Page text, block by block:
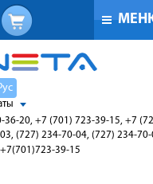
36-20, +7 (701) 723-39-15, +7
(727) 234-70-04, (727) 234-
+7(701)723-39-15